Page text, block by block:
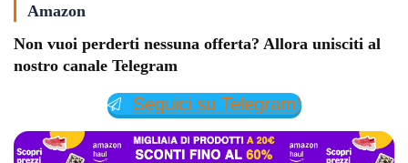
Amazon
Non vuoi perderti nessuna offerta? Allora unisciti al
nostro canale Telegram
Seguici su Telegram!